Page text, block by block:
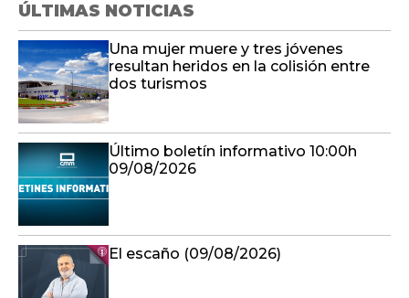
ÚLTIMAS NOTICIAS
Una mujer muere y tres jóvenes
resultan heridos en la colisión entre
dos turismos
Último boletín informativo 10:00h
09/08/2026
El escaño (09/08/2026)